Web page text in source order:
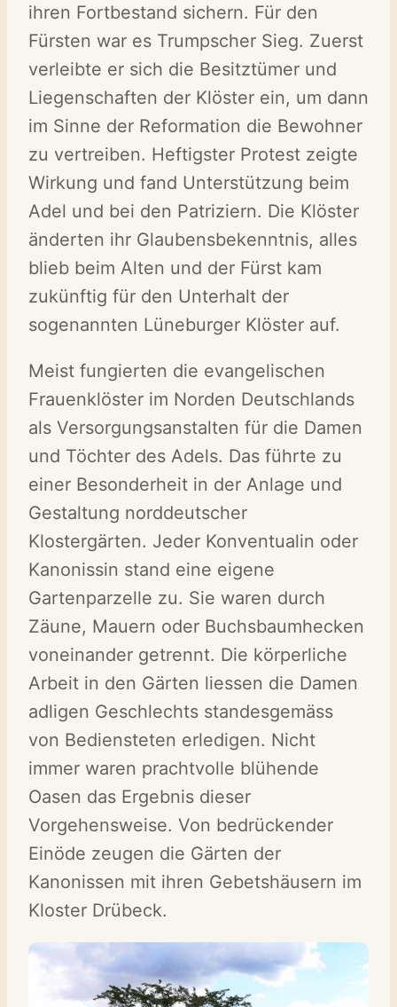
ihren Fortbestand sichern. Für den
Fürsten war es Trumpscher Sieg. Zuerst
verleibte er sich die Besitztümer und
Liegenschaften der Klöster ein, um dann
im Sinne der Reformation die Bewohner
zu vertreiben. Heftigster Protest zeigte
Wirkung und fand Unterstützung beim
Adel und bei den Patriziern. Die Klöster
änderten ihr Glaubensbekenntnis, alles
blieb beim Alten und der Fürst kam
zukünftig für den Unterhalt der
sogenannten Lüneburger Klöster auf.
Meist fungierten die evangelischen
Frauenklöster im Norden Deutschlands
als Versorgungsanstalten für die Damen
und Töchter des Adels. Das führte zu
einer Besonderheit in der Anlage und
Gestaltung norddeutscher
Klostergärten. Jeder Konventualin oder
Kanonissin stand eine eigene
Gartenparzelle zu. Sie waren durch
Zäune, Mauern oder Buchsbaumhecken
voneinander getrennt. Die körperliche
Arbeit in den Gärten liessen die Damen
adligen Geschlechts standesgemäss
von Bediensteten erledigen. Nicht
immer waren prachtvolle blühende
Oasen das Ergebnis dieser
Vorgehensweise. Von bedrückender
Einöde zeugen die Gärten der
Kanonissen mit ihren Gebetshäusern im
Kloster Drübeck.